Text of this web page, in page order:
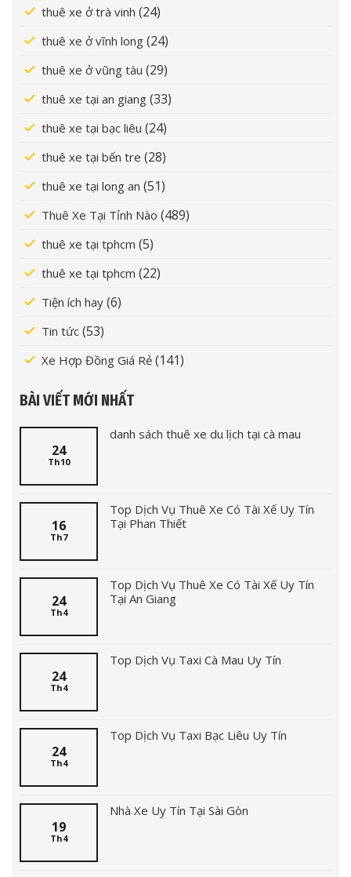
thuê xe ở trà vinh (24)
thuê xe ở vĩnh long (24)
thuê xe ở vũng tàu (29)
thuê xe tại an giang (33)
thuê xe tại bạc liêu (24)
thuê xe tại bến tre (28)
thuê xe tại long an (51)
Thuê Xe Tại Tỉnh Nào (489)
thuê xe tại tphcm (5)
thuê xe tại tphcm (22)
Tiện ích hay (6)
Tin tức (53)
Xe Hợp Đồng Giá Rẻ (141)
BÀI VIẾT MỚI NHẤT
24
Th10
danh sách thuê xe du lịch tại cà mau
16
Th7
Top Dịch Vụ Thuê Xe Có Tài Xế Uy Tín
Tại Phan Thiết
24
Th4
Top Dịch Vụ Thuê Xe Có Tài Xế Uy Tín
Tại An Giang
24
Th4
Top Dịch Vụ Taxi Cà Mau Uy Tín
24
Th4
Top Dịch Vụ Taxi Bạc Liêu Uy Tín
19
Th4
Nhà Xe Uy Tín Tại Sài Gòn